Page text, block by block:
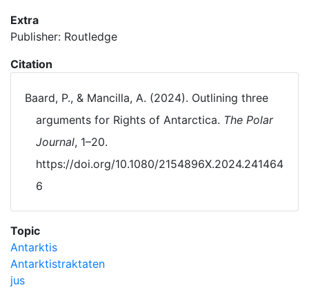
Extra
Publisher: Routledge
Citation
Baard, P., & Mancilla, A. (2024). Outlining three
arguments for Rights of Antarctica. The Polar
Journal, 1–20.
https://doi.org/10.1080/2154896X.2024.241464
6
Topic
Antarktis
Antarktistraktaten
jus